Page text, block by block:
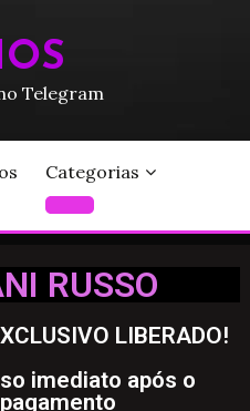
Telegram
Categorias
RUSSO
LIBERADO!
imediato após o
pagamento